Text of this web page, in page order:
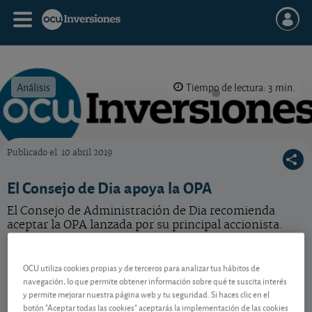
Análisis Tiempo de lectura: 3 min.
Publicado el 10 abril 2019
El Consejo de Dia apoya la OPA
El Consejo de Administración de Dia recomienda
aceptar la OPA lanzada por su principal accionista.
ES0126775008
07/08/2026 Madrid
-0,1 EUR (-0,25 %)
OCU utiliza cookies propias y de terceros para analizar tus hábitos de
navegación, lo que permite obtener información sobre qué te suscita interés
y permite mejorar nuestra página web y tu seguridad. Si haces clic en el
botón "Aceptar todas las cookies" aceptarás la implementación de las cookies